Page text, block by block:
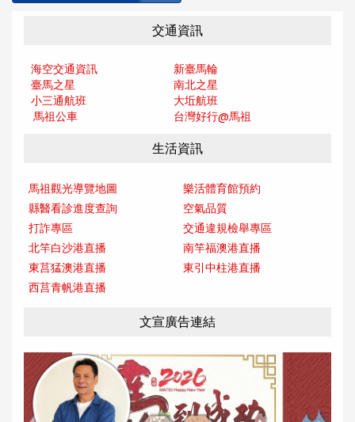
交通資訊
海空交通資訊
新臺馬輪
臺馬之星
南北之星
小三通航班
大坵航班
馬祖公車
台灣好行@馬祖
生活資訊
馬祖觀光導覽地圖
樂活體育館預約
縣醫看診進度查詢
空氣品質
打詐專區
交通違規檢舉專區
北竿白沙港直播
南竿福澳港直播
東莒猛澳港直播
東引中柱港直播
西莒青帆港直播
文宣廣告連結